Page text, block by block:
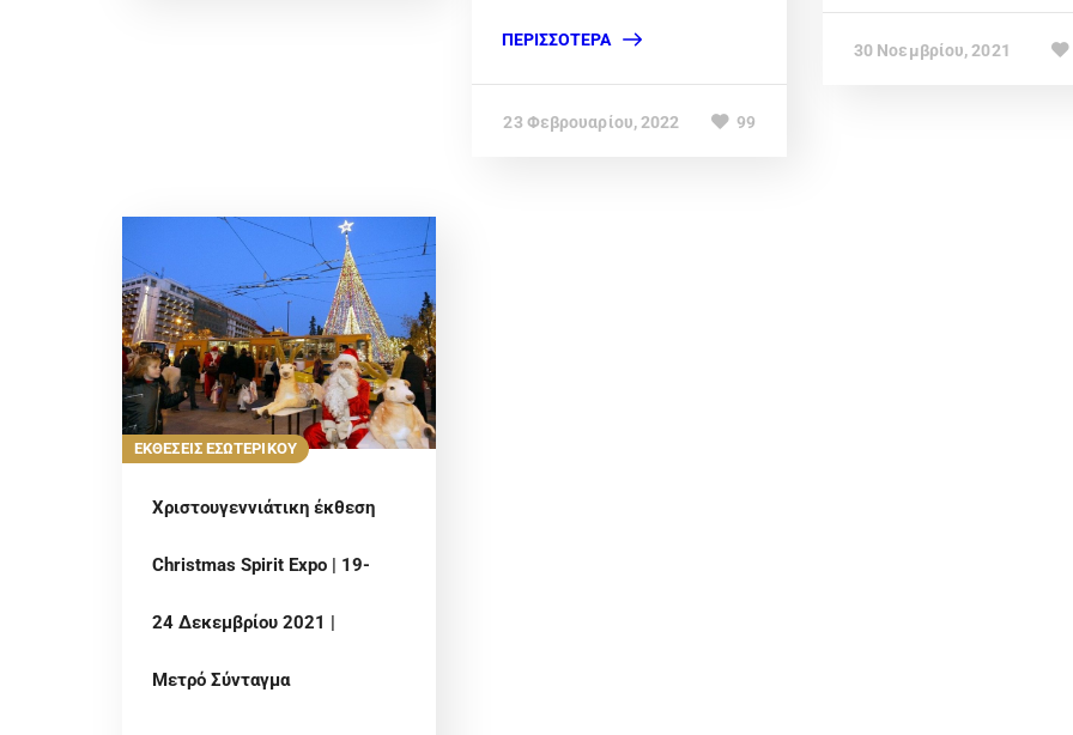
ΠΕΡΙΣΣΌΤΕΡΑ
23 Φεβρουαρίου, 2022 99
30 Νοεμβρίου, 2021
ΕΚΘΕΣΕΙΣ ΕΣΩΤΕΡΙΚΟΥ
Χριστουγεννιάτικη έκθεση
Christmas Spirit Expo | 19-
24 Δεκεμβρίου 2021 |
Μετρό Σύνταγμα